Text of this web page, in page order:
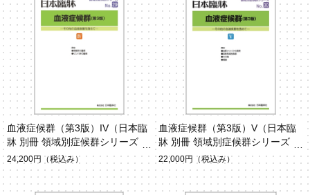
血液症候群（第3版）IV（日本臨
牀 別冊 領域別症候群シリーズ）
24,200円 （税込み）
血液症候群（第3版）V（日本臨
牀 別冊 領域別症候群シリーズ）
22,000円 （税込み）